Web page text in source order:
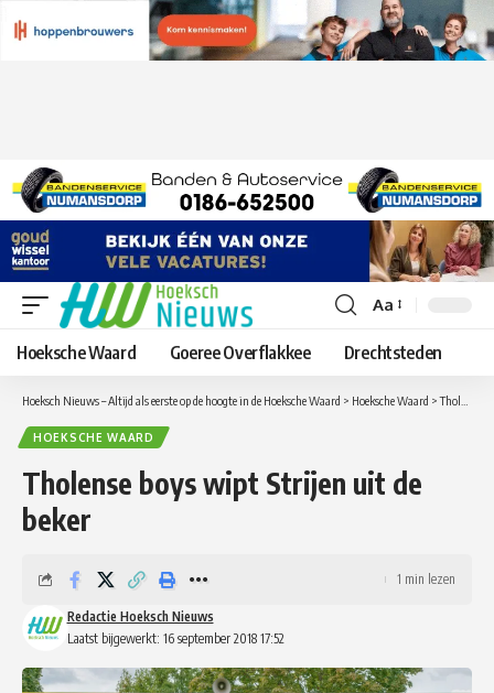
Lettergrootte
aanpassen
Aa
Hoeksche Waard Goeree Overflakkee Drechtsteden
Hoeksch Nieuws – Altijd als eerste op de hoogte in de Hoeksche Waard > Hoeksche Waard >Tholense boys wipt Strijen uit de beker
HOEKSCHE WAARD
Tholense boys wipt Strijen uit de
beker
Laatst bijgewerkt: 16 september 2018 17:52
Redactie Hoeksch Nieuws
1 min lezen